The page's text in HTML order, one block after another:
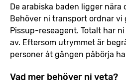
De arabiska baden ligger nära
Behöver ni transport ordnar vi
Pissup-reseagent. Totalt har
av. Eftersom utrymmet är
personer åt gången påbörja
Vad mer behöver ni veta?